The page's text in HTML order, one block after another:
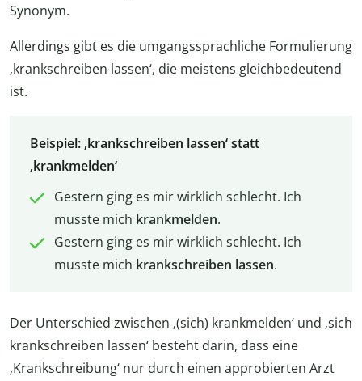
Synonym.
Allerdings gibt es die umgangssprachliche Formulierung
‚krankschreiben lassen‘, die meistens gleichbedeutend
ist.
Beispiel: ‚krankschreiben lassen‘ statt
‚krankmelden‘
Gestern ging es mir wirklich schlecht. Ich
musste mich krankmelden.
Gestern ging es mir wirklich schlecht. Ich
musste mich krankschreiben lassen.
Der Unterschied zwischen ‚(sich) krankmelden‘ und ‚sich
krankschreiben lassen‘ besteht darin, dass eine
‚Krankschreibung‘ nur durch einen approbierten Arzt